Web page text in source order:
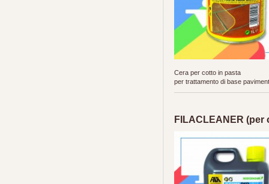
Cera per cotto in pasta
per trattamento di base
FILACLEANER